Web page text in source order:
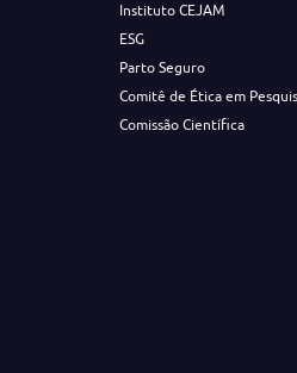
Instituto CEJAM
ESG
Parto Seguro
Comitê de Ética em
Comissão Científica